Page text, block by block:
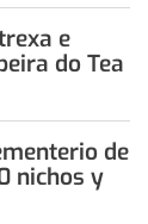
e
do Tea
de
nichos y